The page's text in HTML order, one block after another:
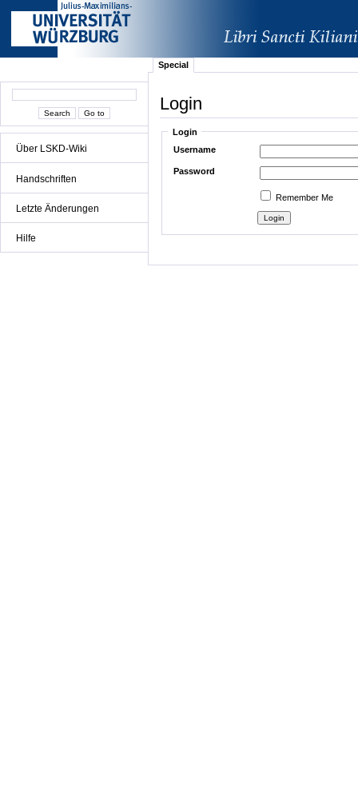
Über LSKD-Wiki
Handschriften
Letzte Änderungen
Hilfe
Special
Login
Login
Username
Password
Remember Me